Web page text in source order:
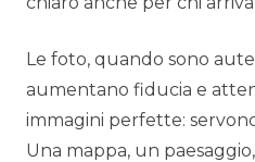
Le foto, quando sono
aumentano fiducia e
immagini perfette:
Una mappa, un